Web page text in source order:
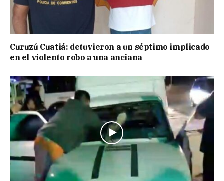
Curuzú Cuatiá: detuvieron a un séptimo implicado
en el violento robo a una anciana